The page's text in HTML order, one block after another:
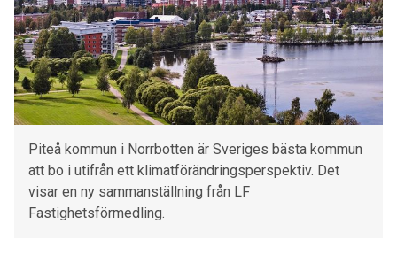
Piteå kommun i Norrbotten är Sveriges bästa kommun
att bo i utifrån ett klimatförändringsperspektiv. Det
visar en ny sammanställning från LF
Fastighetsförmedling.